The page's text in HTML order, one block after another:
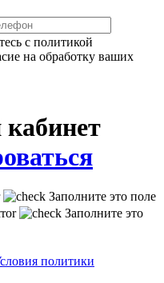
с политикой
на обработку ваших
Заполните это поле
Заполните это
политики